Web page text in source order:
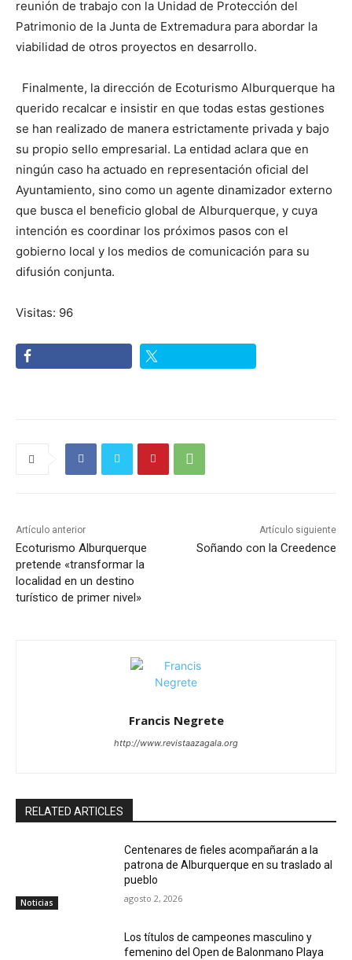
reunión de trabajo con la Unidad de Protección del
Patrimonio de la Junta de Extremadura para abordar la
viabilidad de otros proyectos en desarrollo.
Finalmente, la dirección de Ecoturismo Alburquerque ha
querido recalcar e insistir en que todas estas gestiones
se han realizado de manera estrictamente privada y bajo
su propio sello empresarial. La entidad aclara que en
ningún caso ha actuado en representación oficial del
Ayuntamiento, sino como un agente dinamizador externo
que busca el beneficio global de Alburquerque, y cuya
intención es coordinar los próximos pasos con el
gobierno local y los medios de comunicación para su
difusión conjunta.
Visitas: 96
Artículo anterior
Ecoturismo Alburquerque
pretende «transformar la
localidad en un destino
turístico de primer nivel»
Artículo siguiente
Soñando con la Creedence
Francis Negrete
http://www.revistaazagala.org
RELATED ARTICLES
Noticias
Centenares de fieles acompañarán a la
patrona de Alburquerque en su traslado al
pueblo
agosto 2, 2026
Los títulos de campeones masculino y
femenino del Open de Balonmano Playa